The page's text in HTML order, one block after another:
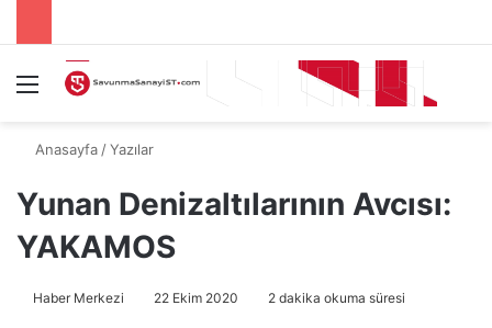
Menü
Anasayfa /Yazılar
Yunan Denizaltılarının Avcısı:
YAKAMOS
Haber Merkezi 22 Ekim 2020 2 dakika okuma süresi